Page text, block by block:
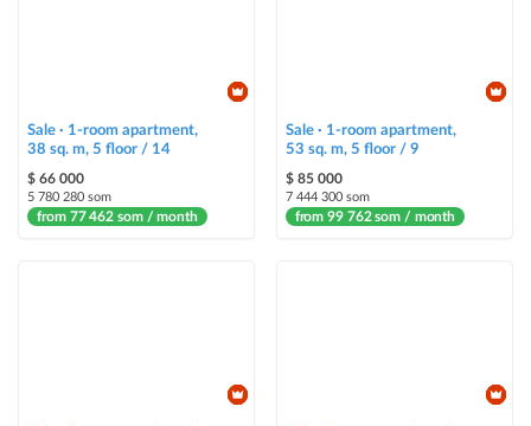
Highlight with color
Auto UP
Sale · 1-room apartment,
38 sq. m, 5 floor / 14
$ 66 000
5 780 280 som
from 77 462 som / month
Sale · 1-room apartment,
53 sq. m, 5 floor / 9
$ 85 000
7 444 300 som
from 99 762 som / month